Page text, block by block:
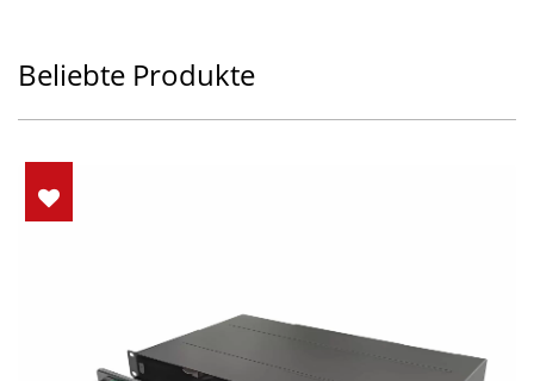
Beliebte Produkte